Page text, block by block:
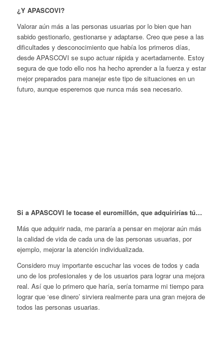
¿Y APASCOVI?
Valorar aún más a las personas usuarias por lo bien que han
sabido gestionarlo, gestionarse y adaptarse. Creo que pese a las
dificultades y desconocimiento que había los primeros días,
desde APASCOVI se supo actuar rápida y acertadamente. Estoy
segura de que todo ello nos ha hecho aprender a la fuerza y estar
mejor preparados para manejar este tipo de situaciones en un
futuro, aunque esperemos que nunca más sea necesario.
Si a APASCOVI le tocase el euromillón, que adquirirías tú…
Más que adquirir nada, me pararía a pensar en mejorar aún más
la calidad de vida de cada una de las personas usuarias, por
ejemplo, mejorar la atención individualizada.
Considero muy importante escuchar las voces de todos y cada
uno de los profesionales y de los usuarios para lograr una mejora
real. Así que lo primero que haría, sería tomarme mi tiempo para
lograr que ‘ese dinero’ sirviera realmente para una gran mejora de
todos las personas usuarias.